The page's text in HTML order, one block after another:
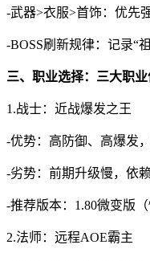
-武器>衣服>首饰：优先
-BOSS刷新规律：记录“
三、职业选择：三大职
1.战士：近战爆发之王
-优势：高防御、高爆发
-劣势：前期升级慢，依
-推荐版本：1.80微变版
2.法师：远程AOE霸主